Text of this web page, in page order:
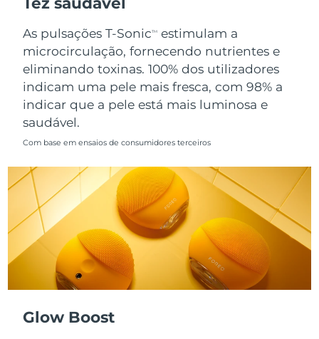
As pulsações T-SonicTM
estimulam a
microcirculação, fornecendo nutrientes e
eliminando toxinas. 100% dos utilizadores
indicam uma pele mais fresca, com 98% a
indicar que a pele está mais luminosa e
saudável.
Com base em ensaios de consumidores terceiros
Glow Boost
Singapura Entrega prevista
Eslováquia
Eslovênia Entrega prevista8/10/26
África do Sul
Espanha Entrega prevista 8/10/26
Suécia Entrega prevista 8/10/26
Suíça Entrega prevista8/10/26
Taiwan
Tailândia